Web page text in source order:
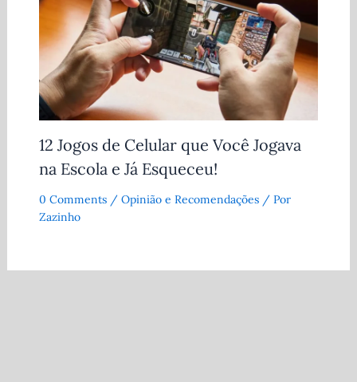
12 Jogos de Celular que Você Jogava
na Escola e Já Esqueceu!
0 Comments / Opinião e Recomendações/ Por
Zazinho